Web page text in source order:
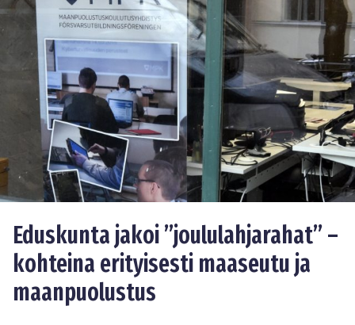
Eduskunta jakoi ”joululahjarahat” –
kohteina erityisesti maaseutu ja
maanpuolustus